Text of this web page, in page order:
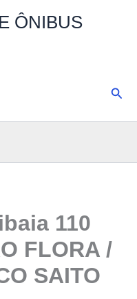
ÔNIBUS
110
FLORA /
SAITO